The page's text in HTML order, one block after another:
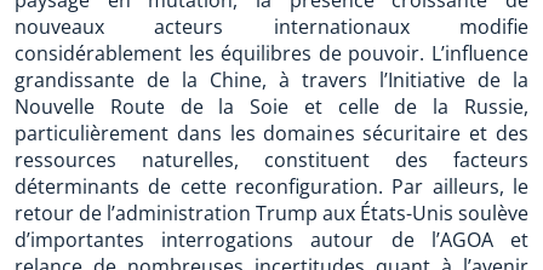
nouveaux acteurs internationaux modifie
considérablement les équilibres de pouvoir. L’influence
grandissante de la Chine, à travers l’Initiative de la
Nouvelle Route de la Soie et celle de la Russie,
particulièrement dans les domaines sécuritaire et des
ressources naturelles, constituent des facteurs
déterminants de cette reconfiguration. Par ailleurs, le
retour de l’administration Trump aux États-Unis soulève
d’importantes interrogations autour de l’AGOA et